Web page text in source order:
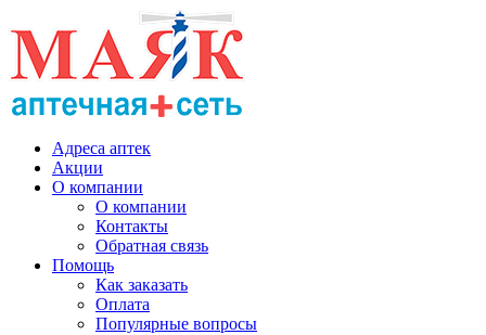
Адреса аптек
Акции
О компании
О компании
Контакты
Обратная связь
Помощь
Как заказать
Оплата
Популярные вопросы